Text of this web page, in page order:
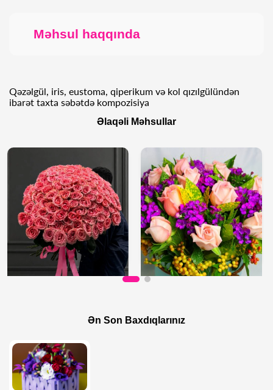
Məhsul haqqında
Qəzəlgül, iris, eustoma, qiperikum və kol qızılgülündən
ibarət taxta səbətdə kompozisiya
Əlaqəli Məhsullar
101 sofiyaƏn Son Baxdıqlarınız